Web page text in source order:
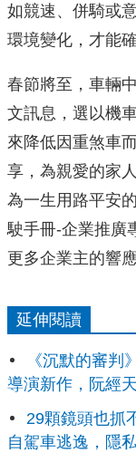
如競速、併騎或
環境變化，才能
春節將至，車輛
文訊息， 選以機
來降低因重煞車
享，為親愛的家
為一生用路平安
駛手冊-企業推廣
更多企業主的響應
延伸閱讀
《沉默的審判
導演新作，阮經
29顆鏡頭也抓
自駕車逃逸，隱